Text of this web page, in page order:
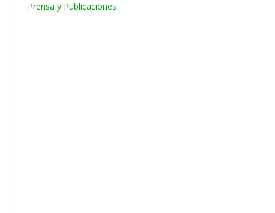
Prensa y Publicaciones